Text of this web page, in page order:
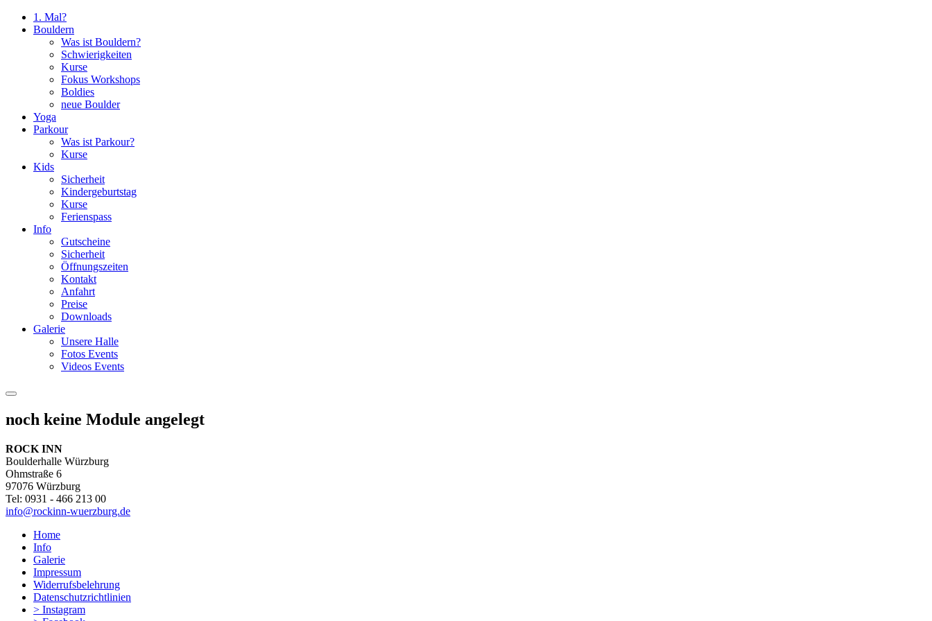
1. Mal?
Bouldern
Was ist Bouldern?
Schwierigkeiten
Kurse
Fokus Workshops
Boldies
neue Boulder
Yoga
Parkour
Was ist Parkour?
Kurse
Kids
Sicherheit
Kindergeburtstag
Kurse
Ferienspass
Info
Gutscheine
Sicherheit
Öffnungszeiten
Kontakt
Anfahrt
Preise
Downloads
Galerie
Unsere Halle
Fotos Events
Videos Events
noch keine Module angelegt
ROCK INN
Boulderhalle Würzburg
Ohmstraße 6
97076 Würzburg
Tel: 0931 - 466 213 00
info@rockinn-wuerzburg.de
Home
Info
Galerie
Impressum
Widerrufsbelehrung
Datenschutzrichtlinien
> Instagram